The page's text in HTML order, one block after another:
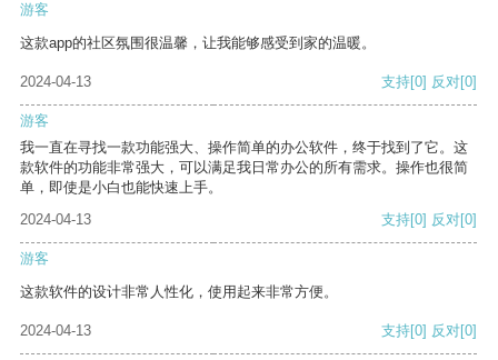
游客
这款app的社区氛围很温馨，让我能够感受到家的温暖。
2024-04-13 支持[0] 反对[0]
游客
我一直在寻找一款功能强大、操作简单的办公软件，终于找到了它。这
款软件的功能非常强大，可以满足我日常办公的所有需求。操作也很简
单，即使是小白也能快速上手。
2024-04-13
支持[0] 反对[0]
游客
这款软件的设计非常人性化，使用起来非常方便。
2024-04-13 支持[0] 反对[0]